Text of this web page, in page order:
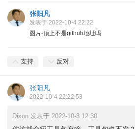
张阳凡
发表于 2022-10-4 22:22
图片·顶上不是github地址吗
支持 反对
张阳凡
2022-10-4 22:22:53
Dixon 发表于 2022-10-3 12:30